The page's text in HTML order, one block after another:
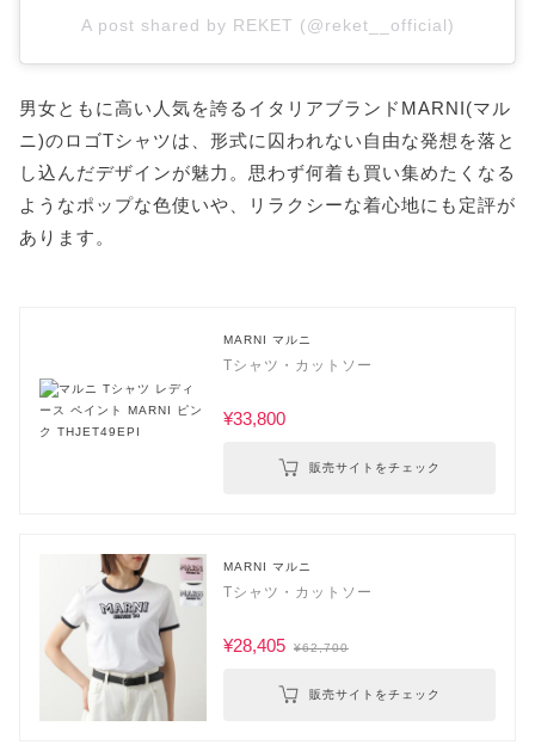
A post shared by REKET (@reket__official)
男女ともに高い人気を誇るイタリアブランドMARNI(マル
ニ)のロゴTシャツは、形式に囚われない自由な発想を落と
し込んだデザインが魅力。思わず何着も買い集めたくなる
ようなポップな色使いや、リラクシーな着心地にも定評が
あります。
MARNI マルニ
Tシャツ・カットソー
¥33,800
販売サイトをチェック
MARNI マルニ
Tシャツ・カットソー
¥28,405 ¥62,700
販売サイトをチェック